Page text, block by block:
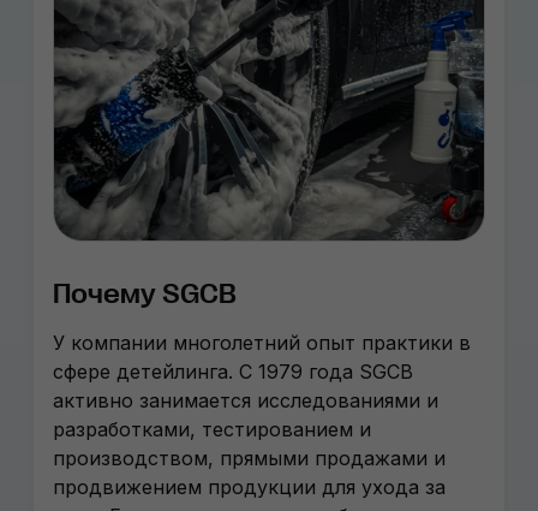
Почему SGCB
У компании многолетний опыт практики в
сфере детейлинга. С 1979 года SGCB
активно занимается исследованиями и
разработками, тестированием и
производством, прямыми продажами и
продвижением продукции для ухода за